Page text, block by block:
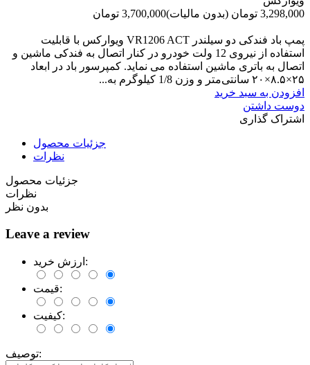
3,298,000 تومان
(بدون مالیات)3,700,000 تومان
پمپ باد فندکی دو سیلندر VR1206 ACT ویوارکس با قابلیت
استفاده از نیروی 12 ولت خودرو در کنار اتصال به فندکی ماشین و
اتصال به باتری ماشین استفاده می نماید. کمپرسور باد در ابعاد
۲۵×۸.۵×۲۰ سانتی‌متر و وزن 1/8 کیلوگرم به...
افزودن به سبد خرید
دوست داشتن
اشتراک گذاری
جزئیات محصول
نظرات
جزئیات محصول
نظرات
بدون نظر
Leave a review
ارزش خرید:
قیمت:
کیفیت:
توصیف: